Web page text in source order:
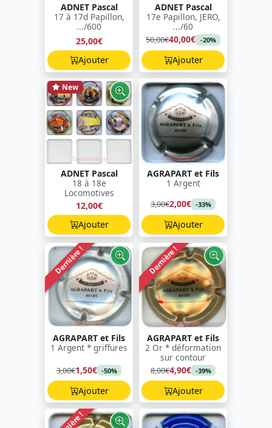
ADNET Pascal
17 à 17d Papillon,
.../600
25,00€
Ajouter
ADNET Pascal
17e Papillon, JERO,
.../60
50,00€40,00€ -20%
Ajouter
New
ADNET Pascal
18 à 18e
Locomotives
12,00€
Ajouter
AGRAPART et Fils
1 Argent
3,00€2,00€ -33%
Ajouter
Dernière !
AGRAPART et Fils
1 Argent * griffures
3,00€1,50€ -50%
Ajouter
Dernière !
AGRAPART et Fils
2 Or * déformation
sur contour
8,00€4,90€ -39%
Ajouter